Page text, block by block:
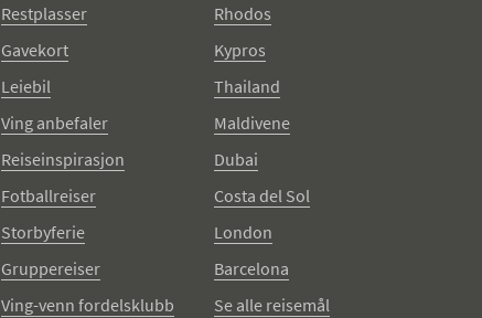
Restplasser
Gavekort
Leiebil
Ving anbefaler
Reiseinspirasjon
Fotballreiser
Storbyferie
Gruppereiser
Ving-venn fordelsklubb
Rhodos
Kypros
Thailand
Maldivene
Dubai
Costa del Sol
London
Barcelona
Se alle reisemål